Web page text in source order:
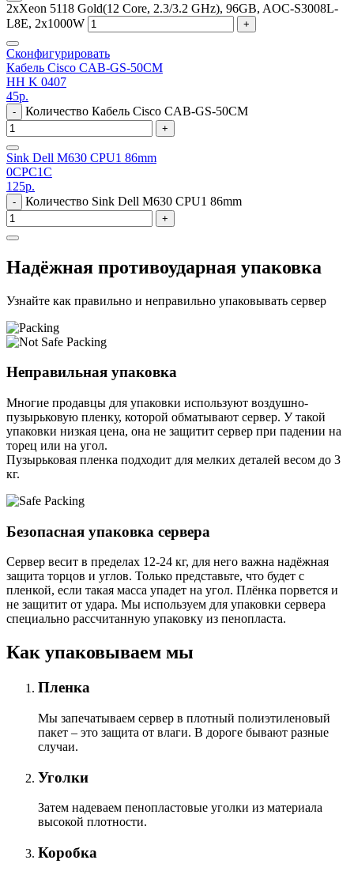
2xXeon 5118 Gold(12 Core, 2.3/3.2 GHz), 96GB, AOC-S3008L-
L8E, 2x1000W
+
Сконфигурировать
Кабель Cisco CAB-GS-50CM
HH K 0407
45р.
- Количество Кабель Cisco CAB-GS-50CM
+
Sink Dell M630 CPU1 86mm
0CPC1C
125р.
- Количество Sink Dell M630 CPU1 86mm
+
Надёжная противоударная упаковка
Узнайте как правильно и неправильно упаковывать сервер
Неправильная упаковка
Многие продавцы для упаковки используют воздушно-
пузырьковую пленку, которой обматывают сервер. У такой
упаковки низкая цена, она не защитит сервер при падении на
торец или на угол.
Пузырьковая пленка подходит для мелких деталей весом до 3
кг.
Безопасная упаковка сервера
Сервер весит в пределах 12-24 кг, для него важна надёжная
защита торцов и углов. Только представьте, что будет с
пленкой, если такая масса упадет на угол. Плёнка порвется и
не защитит от удара. Мы используем для упаковки сервера
специально расcчитанную упаковку из пенопласта.
Как упаковываем мы
Пленка
Мы запечатываем сервер в плотный полиэтиленовый
пакет – это защита от влаги. В дороге бывают разные
случаи.
Уголки
Затем надеваем пенопластовые уголки из материала
высокой плотности.
Коробка